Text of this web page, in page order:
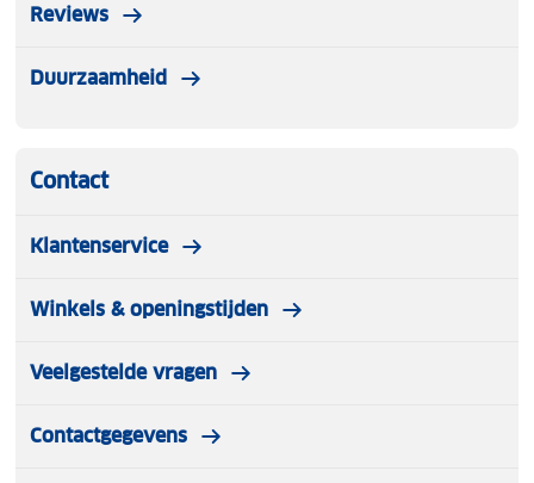
Reviews
Duurzaamheid
Contact
Klantenservice
Winkels & openingstijden
Veelgestelde vragen
Contactgegevens